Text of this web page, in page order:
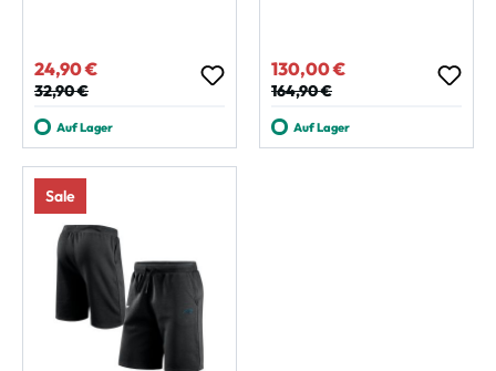
Verkaufspreis:
24,90 €
Regulärer Preis:
32,90 €
Auf Lager
Verkaufspreis:
130,00 €
Regulärer Preis:
164,90 €
Auf Lager
Sale